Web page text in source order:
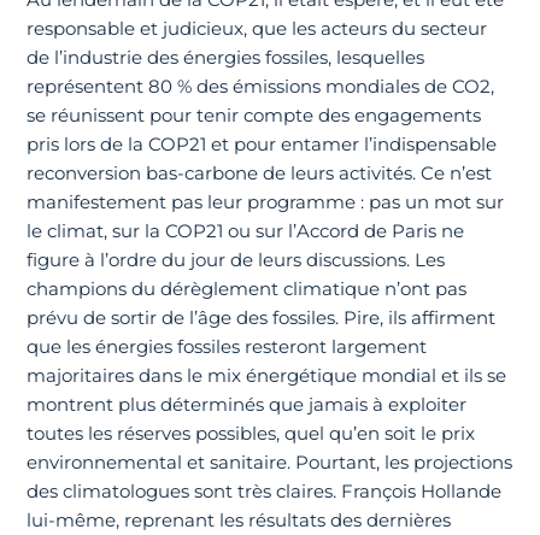
responsable et judicieux, que les acteurs du secteur
de l’industrie des énergies fossiles, lesquelles
représentent 80 % des émissions mondiales de CO2,
se réunissent pour tenir compte des engagements
pris lors de la COP21 et pour entamer l’indispensable
reconversion bas-carbone de leurs activités. Ce n’est
manifestement pas leur programme : pas un mot sur
le climat, sur la COP21 ou sur l’Accord de Paris ne
figure à l’ordre du jour de leurs discussions. Les
champions du dérèglement climatique n’ont pas
prévu de sortir de l’âge des fossiles. Pire, ils affirment
que les énergies fossiles resteront largement
majoritaires dans le mix énergétique mondial et ils se
montrent plus déterminés que jamais à exploiter
toutes les réserves possibles, quel qu’en soit le prix
environnemental et sanitaire. Pourtant, les projections
des climatologues sont très claires. François Hollande
lui-même, reprenant les résultats des dernières